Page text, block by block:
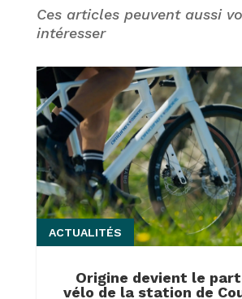
Ces articles peuvent aussi
intéresser
Origine devient le
vélo de la station de
ACTUALITÉS